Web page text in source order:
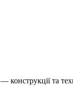
— конструкції та